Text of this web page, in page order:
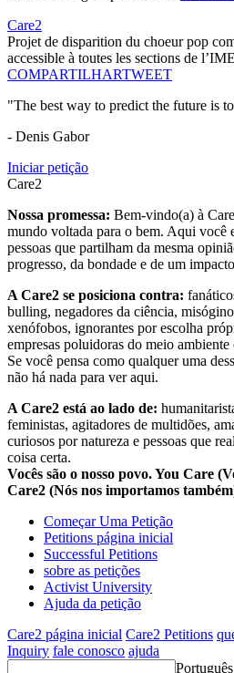
Care2
Projet de disparition du choeur pop
accessible à toutes les sections de
COMPARTILHARTWEET
"The best way to predict the future is
- Denis Gabor
Iniciar petição
Care2
Nossa promessa: Bem-vindo(a) à
mundo voltada para o bem. Aqui você
pessoas que partilham da mesma
progresso, da bondade e de um
A Care2 se posiciona contra:
bulling, negadores da ciência,
xenófobos, ignorantes por escolha
empresas poluidoras do meio ambiente
Se você pensa como qualquer uma
não há nada para ver aqui.
A Care2 está ao lado de:
feministas, agitadores de multidões,
curiosos por natureza e pessoas que
coisa certa.
Vocês são o nosso povo. You Care
Care2 (Nós nos importamos
Começar Uma Petição
Petitions página inicial
Successful Petitions
sobre as petições
Activist University
Ajuda da petição
Care2 página inicial Care2 Petitions
Inquiry fale conosco ajuda
Português